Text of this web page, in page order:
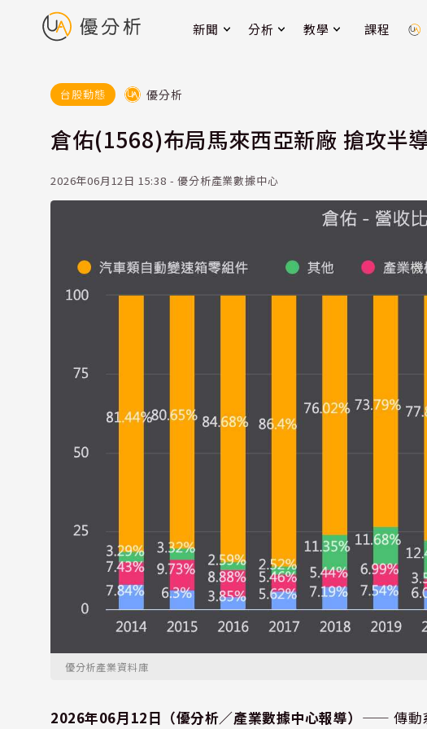
新聞 分析 教學 課程
台股動態 優分析
倉佑(1568)布局馬來西亞新廠 搶攻半
2026年06月12日 15:38 - 優分析產業數據中心
優分析產業資料庫
2026年06月12日（優分析／產業數據中心報導） ⸺ 傳動系